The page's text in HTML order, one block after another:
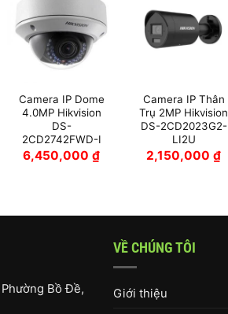
Camera IP Dome
4.0MP Hikvision
DS-
2CD2742FWD-I
6,450,000₫
Camera IP Thân
Trụ 2MP Hikvision
DS-2CD2023G2-
LI2U
2,150,000₫
Bồ Đề,
VỀ CHÚNG TÔI
Giới thiệu